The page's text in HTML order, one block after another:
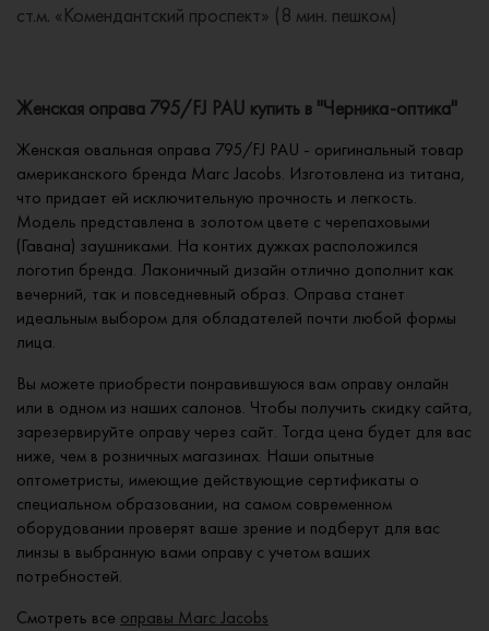
ст.м. «Комендантский проспект» (8 мин. пешком)
Женская оправа 795/FJ PAU купить в "Черника-оптика"
Женская овальная оправа 795/FJ PAU - оригинальный товар
американского бренда Marc Jacobs. Изготовлена из титана,
что придает ей исключительную прочность и легкость.
Модель представлена в золотом цвете с черепаховыми
(Гавана) заушниками. На контих дужках расположился
логотип бренда. Лаконичный дизайн отлично дополнит как
вечерний, так и повседневный образ. Оправа станет
идеальным выбором для обладателей почти любой формы
лица.
Вы можете приобрести понравившуюся вам оправу онлайн
или в одном из наших салонов. Чтобы получить скидку сайта,
зарезервируйте оправу через сайт. Тогда цена будет для вас
ниже, чем в розничных магазинах. Наши опытные
оптометристы, имеющие действующие сертификаты о
специальном образовании, на самом современном
оборудовании проверят ваше зрение и подберут для вас
линзы в выбранную вами оправу с учетом ваших
потребностей.
Смотреть все оправы Marc Jacobs